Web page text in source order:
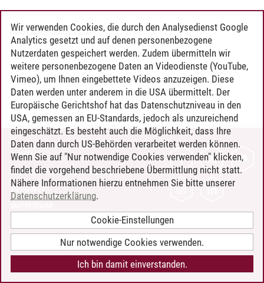
Timo Leder/30.06.2024
KONTAKT
LEUPHANA ALS ARBEITGEBER
INTRANET
BARRIEREFREIHEIT
COOKIE-EINSTELLUNGEN
Wir verwenden Cookies, die durch den Analysedienst Google
Analytics gesetzt und auf denen personenbezogene
Nutzerdaten gespeichert werden. Zudem übermitteln wir
weitere personenbezogene Daten an Videodienste (YouTube,
Vimeo), um Ihnen eingebettete Videos anzuzeigen. Diese
Daten werden unter anderem in die USA übermittelt. Der
Europäische Gerichtshof hat das Datenschutzniveau in den
USA, gemessen an EU-Standards, jedoch als unzureichend
eingeschätzt. Es besteht auch die Möglichkeit, dass Ihre
Daten dann durch US-Behörden verarbeitet werden können.
Wenn Sie auf "Nur notwendige Cookies verwenden" klicken,
findet die vorgehend beschriebene Übermittlung nicht statt.
Nähere Informationen hierzu entnehmen Sie bitte unserer
Datenschutzerklärung.
Cookie-Einstellungen
Nur notwendige Cookies verwenden.
Ich bin damit einverstanden.